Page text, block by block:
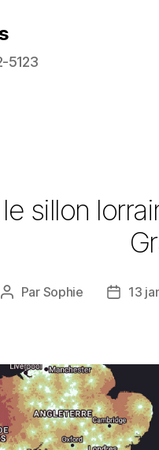
5123
sillon
Auteur
Par Sophie
Date
13